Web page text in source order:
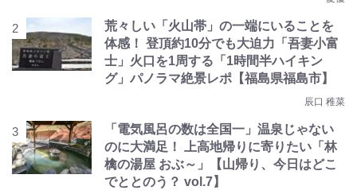
荒々しい「火山帯」の一端にいることを
体感！ 登頂約10分でも大迫力「吾妻小富
士」火口を1周する「1時間半ハイキン
グ」パノラマ絶景レポ【福島県福島市】
辰口 稚菜
「電気風呂の数は全国一」温泉じゃない
のに大満足！ 上高地帰りに寄りたい「林
檎の湯屋 おぶ～」【山帰り、今日はどこ
でととのう？ vol.7】